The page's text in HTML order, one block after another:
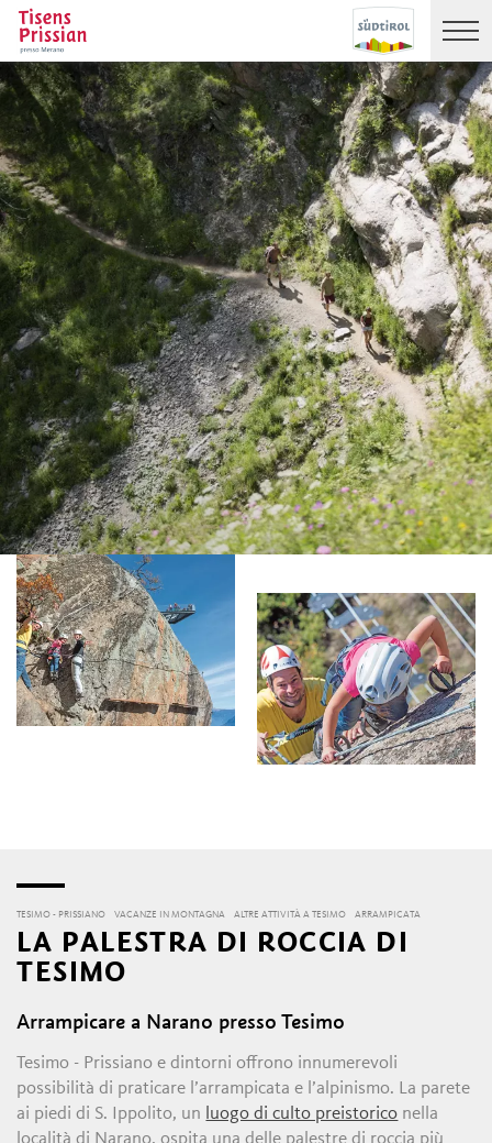
TESIMO - PRISSIANO VACANZE IN MONTAGNA ALTRE ATTIVITÀ A TESIMO ARRAMPICATA
LA PALESTRA DI ROCCIA DI
TESIMO
Arrampicare a Narano presso Tesimo
Tesimo - Prissiano e dintorni offrono innumerevoli
possibilità di praticare l’arrampicata e l’alpinismo. La parete
ai piedi di S. Ippolito, un luogo di culto preistorico nella